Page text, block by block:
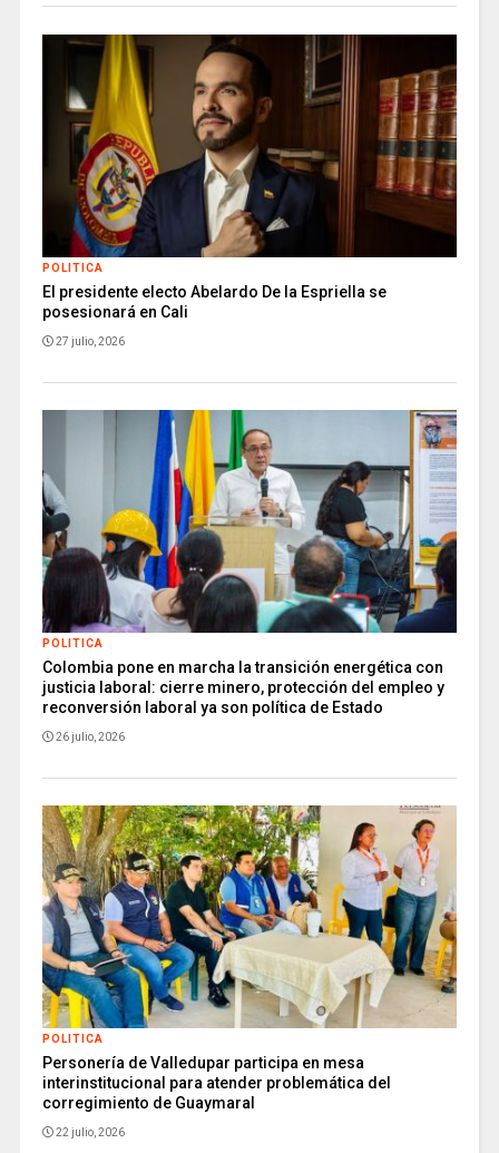
POLITICA
El presidente electo Abelardo De la Espriella se
posesionará en Cali
27 julio, 2026
POLITICA
Colombia pone en marcha la transición energética con
justicia laboral: cierre minero, protección del empleo y
reconversión laboral ya son política de Estado
26 julio, 2026
POLITICA
Personería de Valledupar participa en mesa
interinstitucional para atender problemática del
corregimiento de Guaymaral
22 julio, 2026